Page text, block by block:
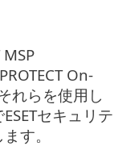
On-
れらを使用し
セキュリテ
す。